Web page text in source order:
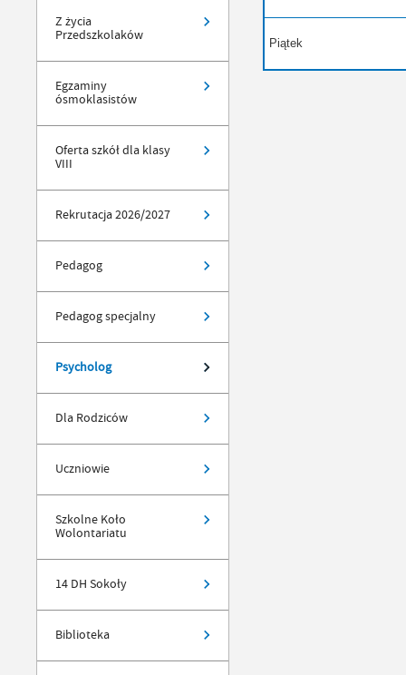
Z życia
Przedszkolaków
Egzaminy
ósmoklasistów
Oferta szkół dla klasy
VIII
Rekrutacja 2026/2027
Pedagog
Pedagog specjalny
Psycholog
Dla Rodziców
Uczniowie
Szkolne Koło
Wolontariatu
14 DH Sokoły
Biblioteka
Piątek